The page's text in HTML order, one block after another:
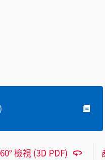
檢視 (3D PDF)